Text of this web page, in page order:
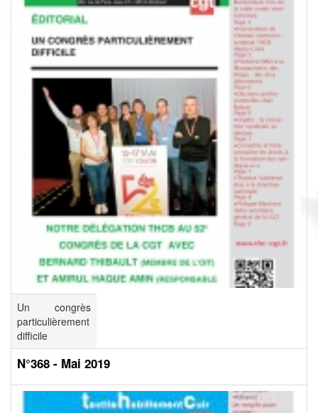
Un congrès
particulièrement
difficile
N°368 - Mai 2019